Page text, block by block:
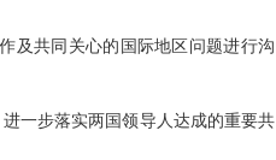
及共同关心的国际地区问题进行沟
一步落实两国领导人达成的重要共